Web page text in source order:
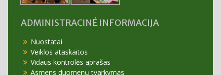
ADMINISTRACINĖ INFORMACIJA
Nuostatai
Veiklos ataskaitos
Vidaus kontrolės aprašas
Asmens duomenų tvarkymas